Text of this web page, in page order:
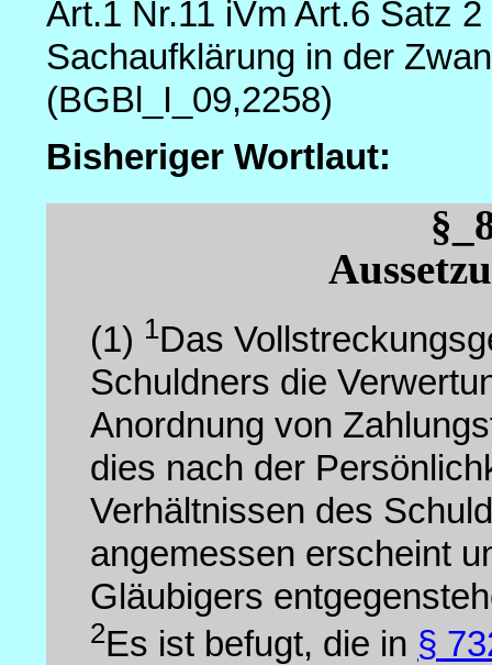
Art.1 Nr.11 iVm Art.6 Satz
Sachaufklärung in der
(BGBl_I_09,2258)
Bisheriger Wortlaut:
(1) 1Das
Schuldners die
Anordnung von
dies nach der
Verhältnissen des
angemessen erscheint
Gläubigers
2Es ist befugt, die in §